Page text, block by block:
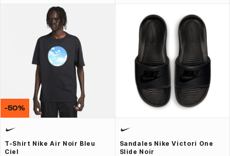
T-Shirt Nike Air Noir Bleu
Ciel
-50%
Sandales Nike Victori One
Slide Noir